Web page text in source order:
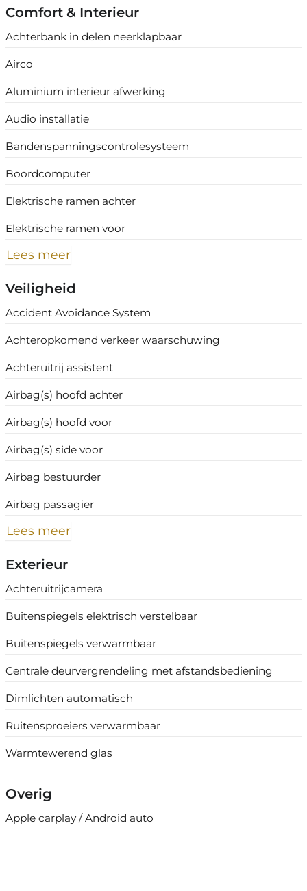
Comfort & Interieur
Achterbank in delen neerklapbaar
Airco
Aluminium interieur afwerking
Audio installatie
Bandenspanningscontrolesysteem
Boordcomputer
Elektrische ramen achter
Elektrische ramen voor
Lees meer
Veiligheid
Accident Avoidance System
Achteropkomend verkeer waarschuwing
Achteruitrij assistent
Airbag(s) hoofd achter
Airbag(s) hoofd voor
Airbag(s) side voor
Airbag bestuurder
Airbag passagier
Lees meer
Exterieur
Achteruitrijcamera
Buitenspiegels elektrisch verstelbaar
Buitenspiegels verwarmbaar
Centrale deurvergrendeling met afstandsbediening
Dimlichten automatisch
Ruitensproeiers verwarmbaar
Warmtewerend glas
Overig
Apple carplay / Android auto